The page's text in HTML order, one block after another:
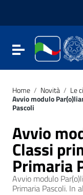
Vai al footer
Attiva / disattiva la
Home / Novità / Le
Avvio modulo
Pascoli
Avvio
Classi
Primaria
Avvio modulo
Primaria Pascoli. In